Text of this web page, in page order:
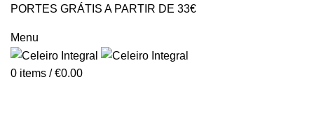
PORTES GRÁTIS A PARTIR DE 33€
Menu
0 items / €0.00